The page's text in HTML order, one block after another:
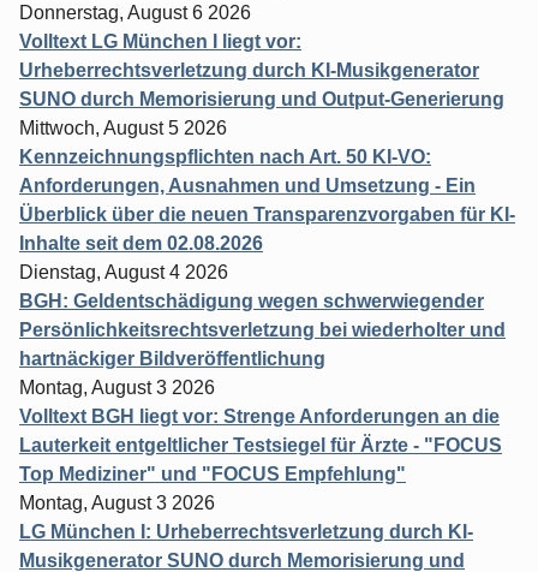
Donnerstag, August 6 2026
Volltext LG München I liegt vor:
Urheberrechtsverletzung durch KI-Musikgenerator
SUNO durch Memorisierung und Output-Generierung
Mittwoch, August 5 2026
Kennzeichnungspflichten nach Art. 50 KI-VO:
Anforderungen, Ausnahmen und Umsetzung - Ein
Überblick über die neuen Transparenzvorgaben für KI-
Inhalte seit dem 02.08.2026
Dienstag, August 4 2026
BGH: Geldentschädigung wegen schwerwiegender
Persönlichkeitsrechtsverletzung bei wiederholter und
hartnäckiger Bildveröffentlichung
Montag, August 3 2026
Volltext BGH liegt vor: Strenge Anforderungen an die
Lauterkeit entgeltlicher Testsiegel für Ärzte - "FOCUS
Top Mediziner" und "FOCUS Empfehlung"
Montag, August 3 2026
LG München I: Urheberrechtsverletzung durch KI-
Musikgenerator SUNO durch Memorisierung und